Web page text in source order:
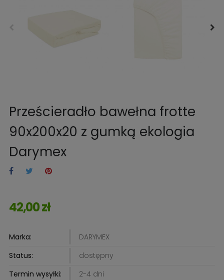
Prześcieradło bawełna frotte
90x200x20 z gumką ekologia
Darymex
42,00 zł
Marka:
DARYMEX
Status:
dostępny
Termin wysyłki:
2-4 dni